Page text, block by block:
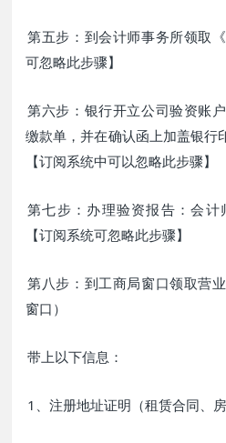
第五步：到会计师事务所领取
可忽略此步骤】
第六步：银行开立公司验资账
缴款单，并在确认函上加盖银行
【订阅系统中可以忽略此步骤】
第七步：办理验资报告：会计
【订阅系统可忽略此步骤】
第八步：到工商局窗口领取营
窗口）
带上以下信息：
1、注册地址证明（租赁合同、房